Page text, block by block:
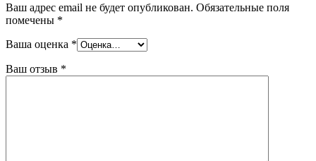
Ваш адрес email не будет опубликован. Обязательные поля
помечены *
Ваша оценка *
Ваш отзыв *